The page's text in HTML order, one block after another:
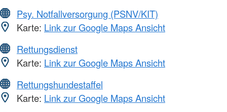
Psy. Notfallversorgung (PSNV/KIT)
Karte: Link zur Google Maps Ansicht
Rettungsdienst
Karte: Link zur Google Maps Ansicht
Rettungshundestaffel
Karte: Link zur Google Maps Ansicht